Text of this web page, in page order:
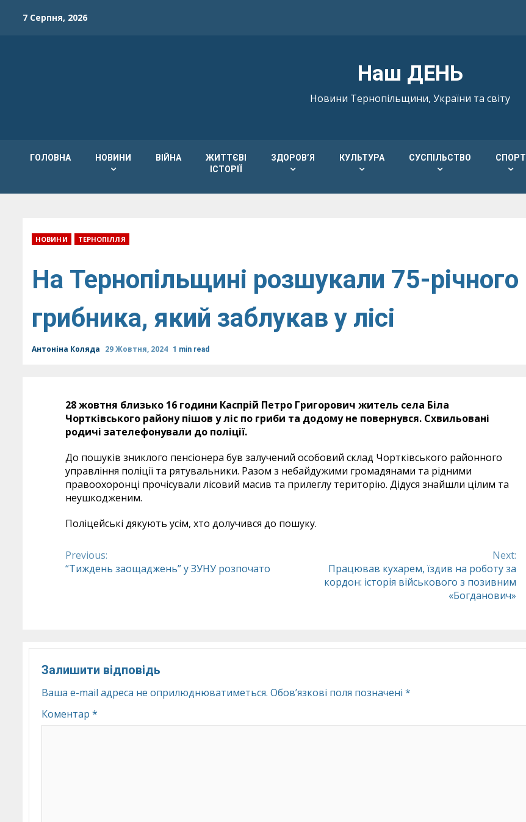
7 Серпня, 2026
Наш ДЕНЬ
Новини Тернопільщини, України та світу
ГОЛОВНА НОВИНИ ВІЙНА
ЖИТТЄВІ
ІСТОРІЇ
ЗДОРОВ’Я КУЛЬТУРА СУСПІЛЬСТВО СПОРТ
НОВИНИ ТЕРНОПІЛЛЯ
На Тернопільщині розшукали 75-річного
грибника, який заблукав у лісі
Антоніна Коляда 29 Жовтня, 2024 1 min read
28 жовтня близько 16 години Каспрій Петро Григорович житель села Біла
Чортківського району пішов у ліс по гриби та додому не повернувся. Схвильовані
родичі зателефонували до поліції.
До пошуків зниклого пенсіонера був залучений особовий склад Чортківського районного
управління поліції та рятувальники. Разом з небайдужими громадянами та рідними
правоохоронці прочісували лісовий масив та прилеглу територію. Дідуся знайшли цілим та
неушкодженим.
Поліцейські дякують усім, хто долучився до пошуку.
Continue
Previous:
“Тиждень заощаджень” у ЗУНУ розпочато
Next:
Працював кухарем, їздив на роботу за
кордон: історія військового з позивним
«Богданович»
Залишити відповідь
Ваша e-mail адреса не оприлюднюватиметься. Обов’язкові поля позначені *
Коментар *